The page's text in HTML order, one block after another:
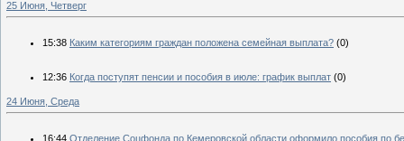
25 Июня, Четверг
15:38 Каким категориям граждан положена семейная выплата? (0)
12:36 Когда поступят пенсии и пособия в июле: график выплат (0)
24 Июня, Среда
16:44 Отделение Соцфонда по Кемеровской области оформило пособия по